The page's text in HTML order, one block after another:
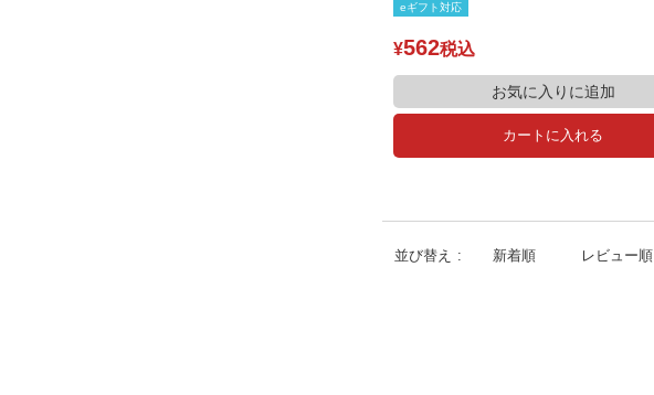
eギフト対応
¥562税込
カートに入れる
お気に入りに追加
並び替え 新着順 レビュー順